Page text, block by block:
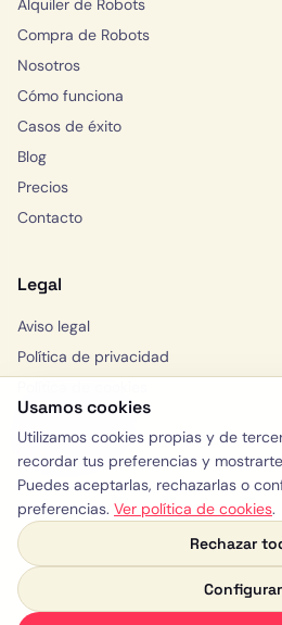
Usamos cookies
Utilizamos cookies propias y de
recordar tus preferencias y
Puedes aceptarlas, rechazarlas o
preferencias. Ver política de cookies.
Rechazar
Configurar
Alquiler de Robots
Compra de Robots
Nosotros
Cómo funciona
Casos de éxito
Blog
Precios
Contacto
Legal
Aviso legal
Política de privacidad
Solicitar consulta
WhatsApp
© 2026 Yelloway ·
Saber más